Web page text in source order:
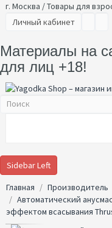
г. Москва / Товары для
Личный кабинет
Материалы на
для лиц +18!
Sidebar Left
Главная
Производитель
Автоматический
эффектом всасывания